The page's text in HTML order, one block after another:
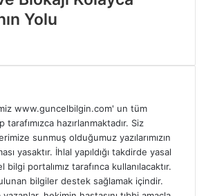
Yolu
www.guncelbilgin.com' un tüm
hazırlanmaktadır. Siz
sunmuş olduğumuz yazılarımızın
yasaktır. İhlal yapıldığı takdirde yasal
bilgi portalımız tarafınca kullanılacaktır.
bilgiler destek sağlamak içindir.